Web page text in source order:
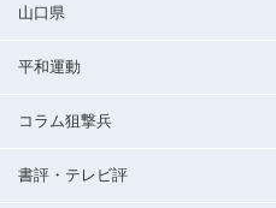
山口県
平和運動
コラム狙撃兵
書評・テレビ評